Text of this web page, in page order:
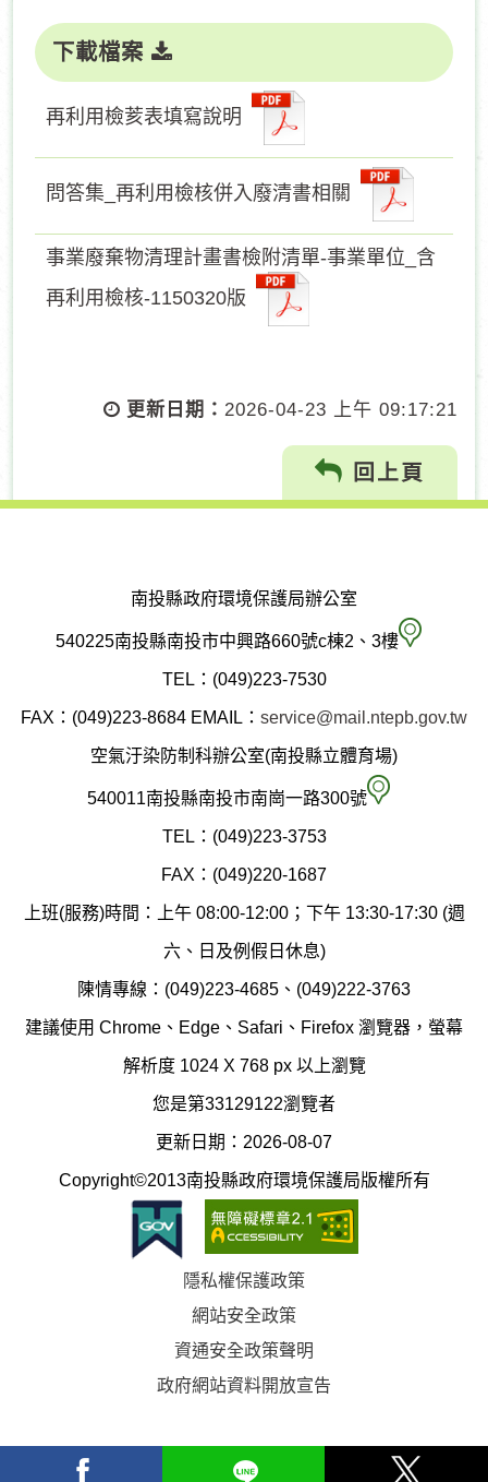
下載檔案
再利用檢荄表填寫說明
問答集_再利用檢核併入廢清書相關
事業廢棄物清理計畫書檢附清單-事業單位_含
再利用檢核-1150320版
更新日期： 2026-04-23 上午 09:17:21
回上頁
南投縣政府環境保護局辦公室
540225南投縣南投市中興路660號c棟2、3樓 南
縣
保
局
圖
TEL：(049)223-7530
FAX：(049)223-8684 EMAIL： service@mail.ntepb.gov.tw
空氣汙染防制科辦公室(南投縣立體育場)
540011南投縣南投市南崗一路300號 空
染
制
科
(南
TEL：(049)223-3753
FAX：(049)220-1687
上班(服務)時間：上午 08:00-12:00；下午 13:30-17:30 (週
六、日及例假日休息)
陳情專線：(049)223-4685、(049)222-3763
建議使用 Chrome、Edge、Safari、Firefox 瀏覽器，螢幕
解析度 1024 X 768 px 以上瀏覽
您是第33129122瀏覽者
更新日期：2026-08-07
Copyright©2013南投縣政府環境保護局版權所有
隱私權保護政策
網站安全政策
資通安全政策聲明
政府網站資料開放宣告
facebook